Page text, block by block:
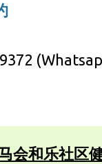
会和乐社区